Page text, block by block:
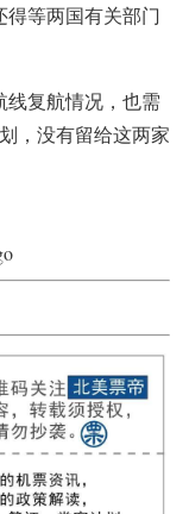
等两国有关部门
线复航情况，也需
，没有留给这两家